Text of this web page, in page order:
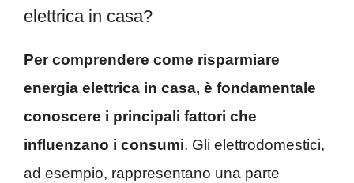
elettrica in casa?
Per comprendere come risparmiare
energia elettrica in casa, è fondamentale
conoscere i principali fattori che
influenzano i consumi. Gli elettrodomestici,
ad esempio, rappresentano una parte